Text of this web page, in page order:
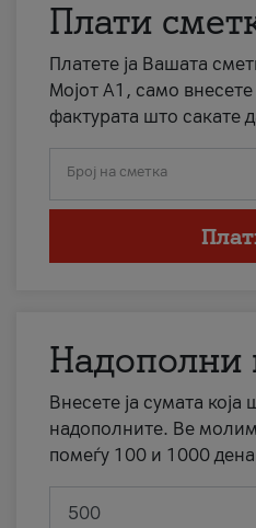
Плати
Платете ја Вашата
Мојот А1, само внесете
фактурата што сакате
Број на сметка
Надополни
Внесете ја сумата која
надополните. Ве
помеѓу 100 и 1000